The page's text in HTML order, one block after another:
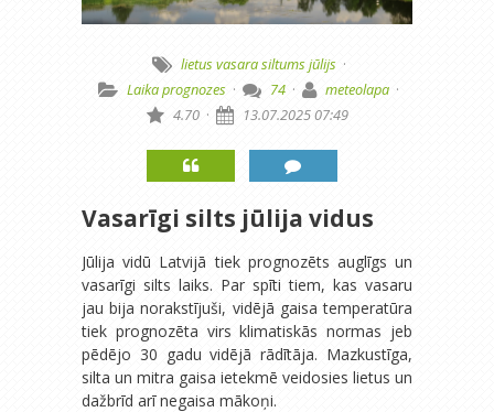
lietus vasarasiltumsjūlijs ·
Laika prognozes · 74 · meteolapa ·
4.70 · 13.07.2025 07:49
Vasarīgi silts jūlija vidus
Jūlija vidū Latvijā tiek prognozēts auglīgs un
vasarīgi silts laiks. Par spīti tiem, kas vasaru
jau bija norakstījuši, vidējā gaisa temperatūra
tiek prognozēta virs klimatiskās normas jeb
pēdējo 30 gadu vidējā rādītāja. Mazkustīga,
silta un mitra gaisa ietekmē veidosies lietus un
dažbrīd arī negaisa mākoņi.